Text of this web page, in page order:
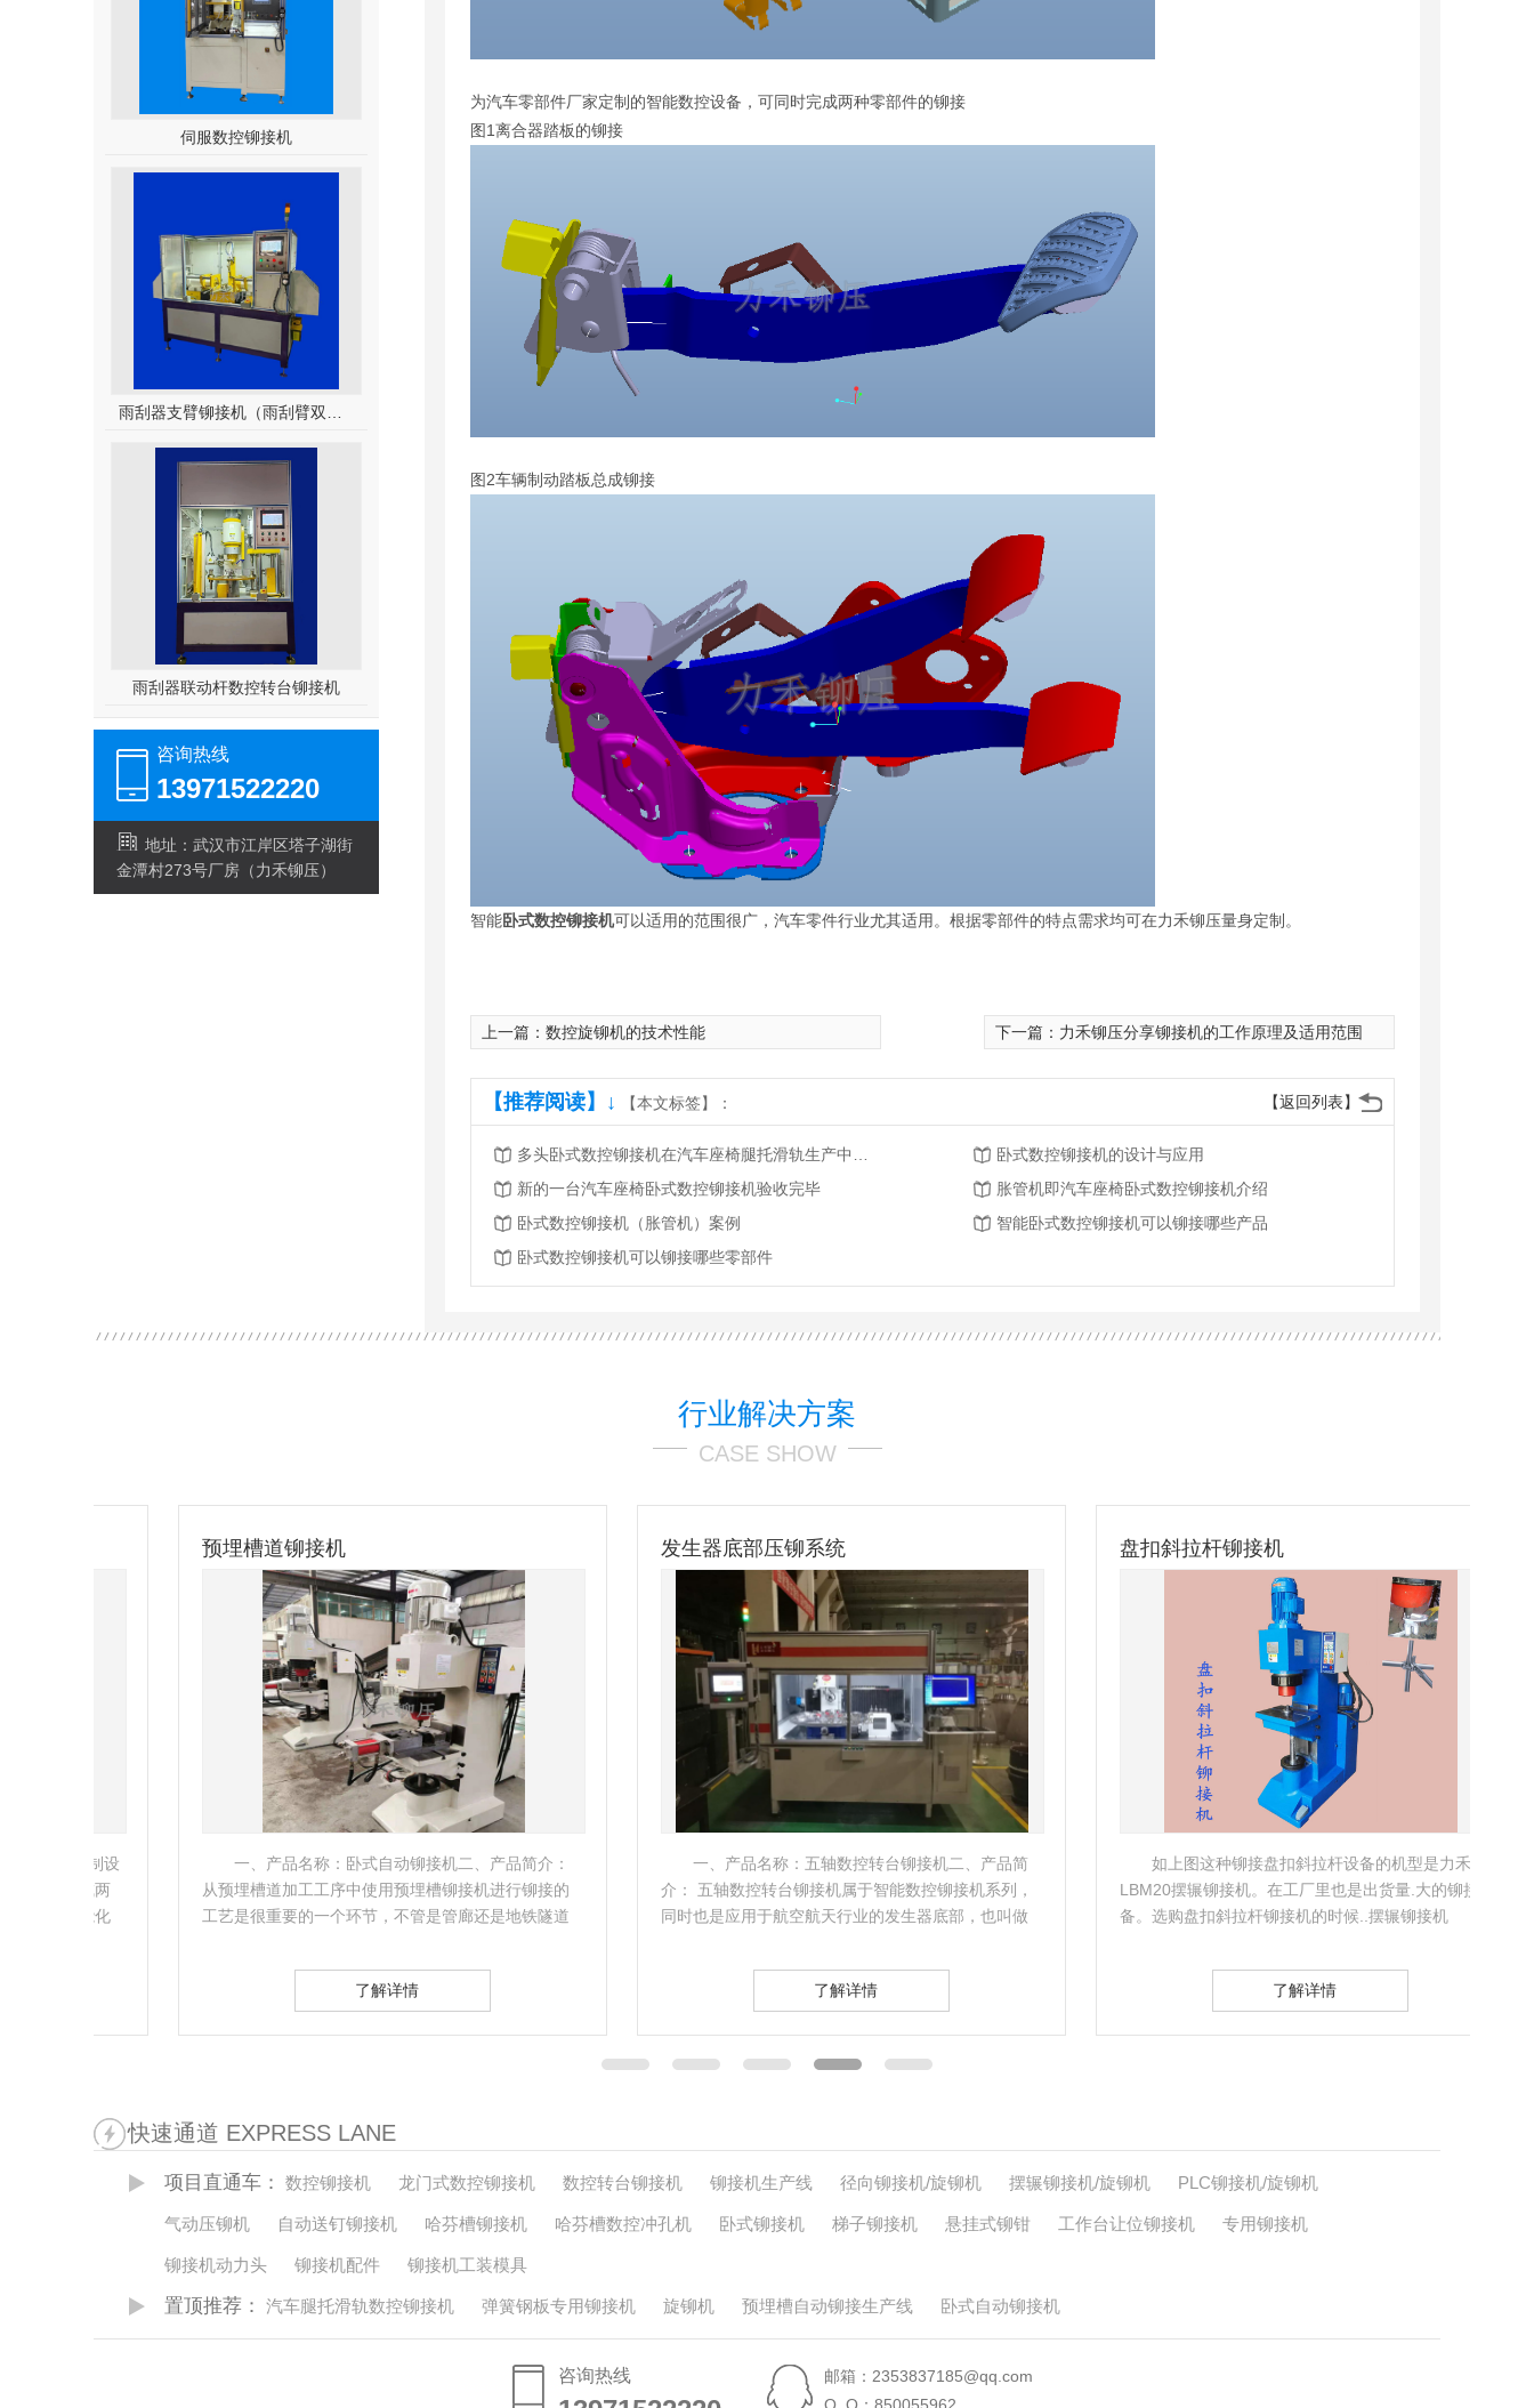
伺服数控铆接机
雨刮器联动杆数控转台铆接机
咨询热线
13971522220
地址：武汉市江岸区塔子湖街
金潭村273号厂房（力禾铆压）
为汽车零部件厂家定制的智能数控设备，可同时完成两种零部件的铆接
图1离合器踏板的铆接
图2车辆制动踏板总成铆接
智能卧式数控铆接机可以适用的范围很广，汽车零件行业尤其适用。根据零部件的特点需求均可在力禾铆压量身定制。
上一篇： 数控旋铆机的技术性能 下一篇： 力禾铆压分享铆接机的工作原理及适用范围
【返回列表】
【推荐阅读】↓ 【本文标签】：
卧式数控铆接机的设计与应用
新的一台汽车座椅卧式数控铆接机验收完毕
胀管机即汽车座椅卧式数控铆接机介绍
卧式数控铆接机（胀管机）案例
智能卧式数控铆接机可以铆接哪些产品
卧式数控铆接机可以铆接哪些零部件
行业解决方案
CASE SHOW
预埋槽道铆接机
一、产品名称：卧式自动铆接机二、产品简介：
从预埋槽道加工工序中使用预埋槽铆接机进行铆接的
工艺是很重要的一个环节，不管是管廊还是地铁隧道
发生器底部压铆系统
一、产品名称：五轴数控转台铆接机二、产品简
介： 五轴数控转台铆接机属于智能数控铆接机系列，
同时也是应用于航空航天行业的发生器底部，也叫做
盘扣斜拉杆铆接机
如上图这种铆接盘扣斜拉杆设备的机型是力禾
LBM20摆辗铆接机。在工厂里也是出货量.大的铆接设
备。选购盘扣斜拉杆铆接机的时候..摆辗铆接机
快速通道 EXPRESS LANE
项目直通车： 数控铆接机 龙门式数控铆接机 数控转台铆接机 铆接机生产线 径向铆接机/旋铆机 摆辗铆接机/旋铆机 PLC铆接机/旋铆机
气动压铆机 自动送钉铆接机 哈芬槽铆接机 哈芬槽数控冲孔机 卧式铆接机 梯子铆接机 悬挂式铆钳 工作台让位铆接机 专用铆接机
铆接机动力头 铆接机配件 铆接机工装模具
置顶推荐： 汽车腿托滑轨数控铆接机 弹簧钢板专用铆接机 旋铆机 预埋槽自动铆接生产线 卧式自动铆接机
咨询热线
邮箱：2353837185@qq.com